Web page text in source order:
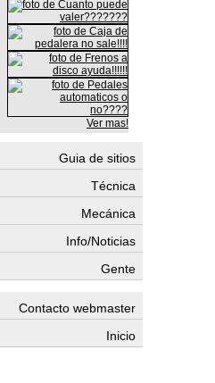
Ver mas!
Guia de sitios
Técnica
Mecánica
Info/Noticias
Gente
Contacto webmaster
Inicio